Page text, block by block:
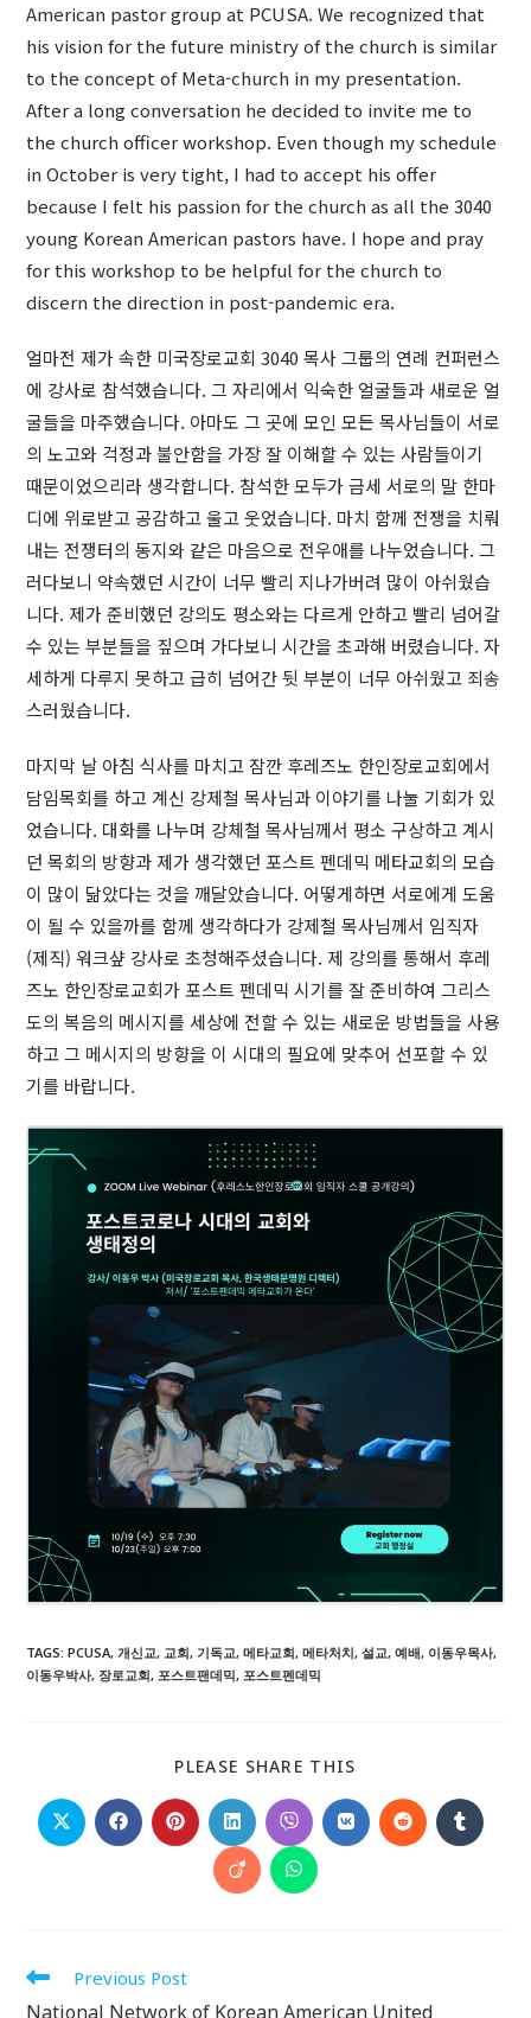
American pastor group at PCUSA. We recognized that
his vision for the future ministry of the church is similar
to the concept of Meta-church in my presentation.
After a long conversation he decided to invite me to
the church officer workshop. Even though my schedule
in October is very tight, I had to accept his offer
because I felt his passion for the church as all the 3040
young Korean American pastors have. I hope and pray
for this workshop to be helpful for the church to
discern the direction in post-pandemic era.
얼마전 제가 속한 미국장로교회 3040 목사 그룹의 연례 컨퍼런스
에 강사로 참석했습니다. 그 자리에서 익숙한 얼굴들과 새로운 얼
굴들을 마주했습니다. 아마도 그 곳에 모인 모든 목사님들이 서로
의 노고와 걱정과 불안함을 가장 잘 이해할 수 있는 사람들이기
때문이었으리라 생각합니다. 참석한 모두가 금세 서로의 말 한마
디에 위로받고 공감하고 울고 웃었습니다. 마치 함께 전쟁을 치뤄
내는 전쟁터의 동지와 같은 마음으로 전우애를 나누었습니다. 그
러다보니 약속했던 시간이 너무 빨리 지나가버려 많이 아쉬웠습
니다. 제가 준비했던 강의도 평소와는 다르게 안하고 빨리 넘어갈
수 있는 부분들을 짚으며 가다보니 시간을 초과해 버렸습니다. 자
세하게 다루지 못하고 급히 넘어간 뒷 부분이 너무 아쉬웠고 죄송
스러웠습니다.
마지막 날 아침 식사를 마치고 잠깐 후레즈노 한인장로교회에서
담임목회를 하고 계신 강제철 목사님과 이야기를 나눌 기회가 있
었습니다. 대화를 나누며 강체철 목사님께서 평소 구상하고 계시
던 목회의 방향과 제가 생각했던 포스트 펜데믹 메타교회의 모습
이 많이 닮았다는 것을 깨달았습니다. 어떻게하면 서로에게 도움
이 될 수 있을까를 함께 생각하다가 강제철 목사님께서 임직자
(제직) 워크샾 강사로 초청해주셨습니다. 제 강의를 통해서 후레
즈노 한인장로교회가 포스트 펜데믹 시기를 잘 준비하여 그리스
도의 복음의 메시지를 세상에 전할 수 있는 새로운 방법들을 사용
하고 그 메시지의 방향을 이 시대의 필요에 맞추어 선포할 수 있
기를 바랍니다.
TAGS:PCUSA, 개신교, 교회, 기독교, 메타교회, 메타처치, 설교, 예배, 이동우목사,
이동우박사, 장로교회, 포스트팬데믹, 포스트펜데믹
PLEASE SHARE THIS
CONTENT
Opens
in
Opens
in
Opens
in
window
Opens
in
a
new
window
Opens
in
a
new
window
Opens
in
Opens
in
Opens
in
Opens
in
Opens
in
Read
Previous Post
National Network of Korean American United